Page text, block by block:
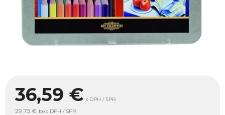
36,59 € s DPH / SPR
29,75 € bez DPH / SPR